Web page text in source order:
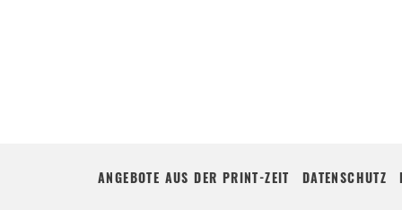
ANGEBOTE AUS DER PRINT-ZEIT DATENSCHUTZ